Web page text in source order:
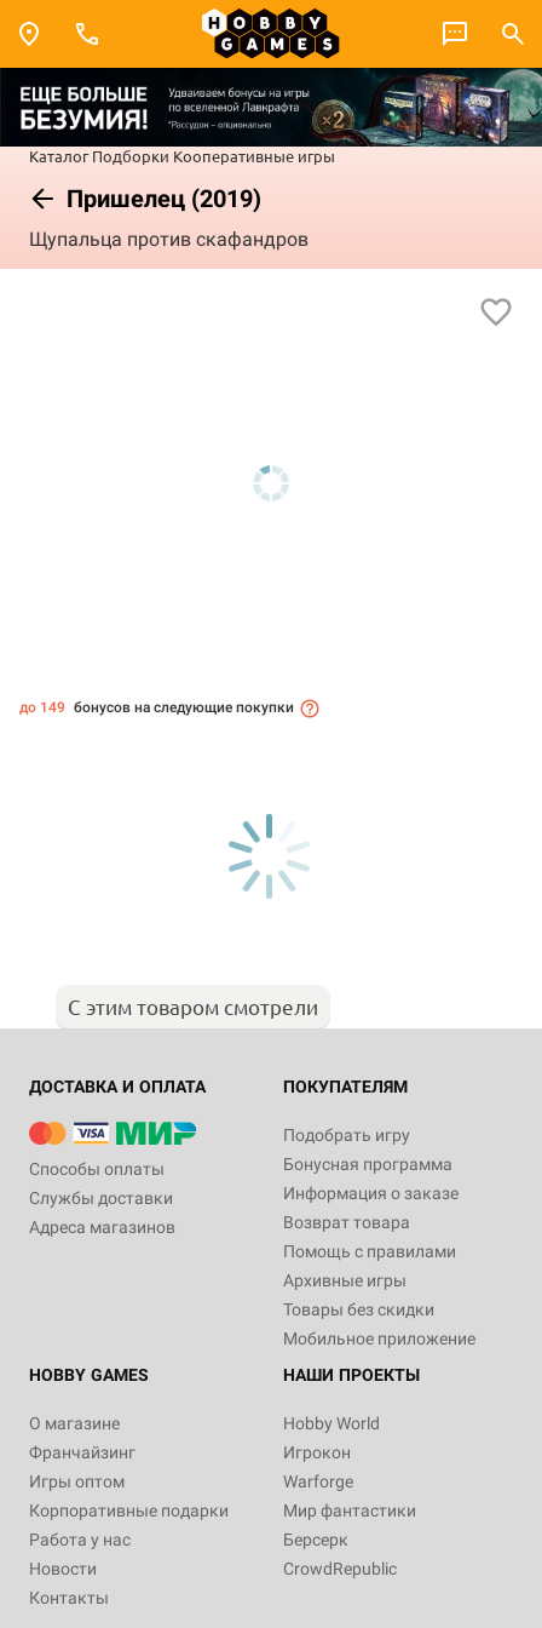
Каталог Подборки Кооперативные игры
Пришелец (2019)
Щупальца против скафандров
до 149 бонусов на следующие покупки
С этим товаром смотрели
ДОСТАВКА И ОПЛАТА
Способы оплаты
Службы доставки
Адреса магазинов
ПОКУПАТЕЛЯМ
Подобрать игру
Бонусная программа
Информация о заказе
Возврат товара
Помощь с правилами
Архивные игры
Товары без скидки
Мобильное приложение
HOBBY GAMES
О магазине
Франчайзинг
Игры оптом
Корпоративные подарки
Работа у нас
Новости
Контакты
НАШИ ПРОЕКТЫ
Hobby World
Игрокон
Warforge
Мир фантастики
Берсерк
CrowdRepublic